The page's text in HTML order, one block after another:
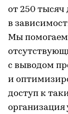
от 250 тысяч
в
Мы
с выводом
и
доступ к